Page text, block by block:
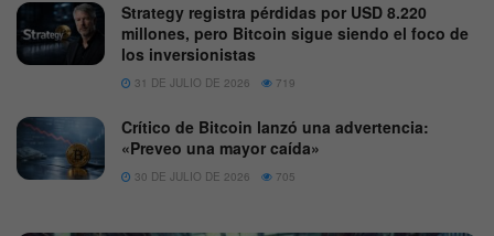
Strategy registra pérdidas por USD 8.220
millones, pero Bitcoin sigue siendo el foco de
los inversionistas
31 DE JULIO DE 2026 719
Crítico de Bitcoin lanzó una advertencia:
«Preveo una mayor caída»
30 DE JULIO DE 2026 705